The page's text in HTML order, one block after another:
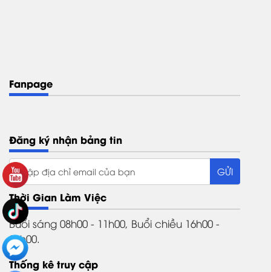
Fanpage
Đăng ký nhận bảng tin
Thời Gian Làm Việc
Buổi sáng 08h00 - 11h00, Buổi chiều 16h00 -
21h00.
Thống kê truy cập